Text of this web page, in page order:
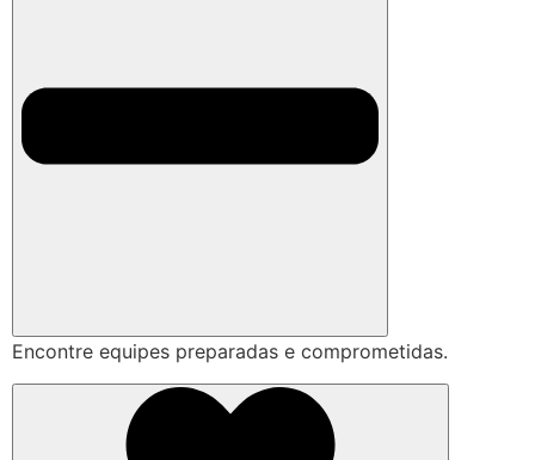
Encontre equipes preparadas e comprometidas.